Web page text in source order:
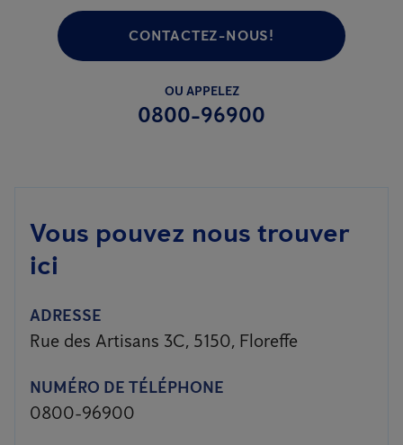
CONTACTEZ-NOUS!
OU APPELEZ
0800-96900
Vous pouvez nous trouver
ici
ADRESSE
Rue des Artisans 3C, 5150, Floreffe
NUMÉRO DE TÉLÉPHONE
0800-96900